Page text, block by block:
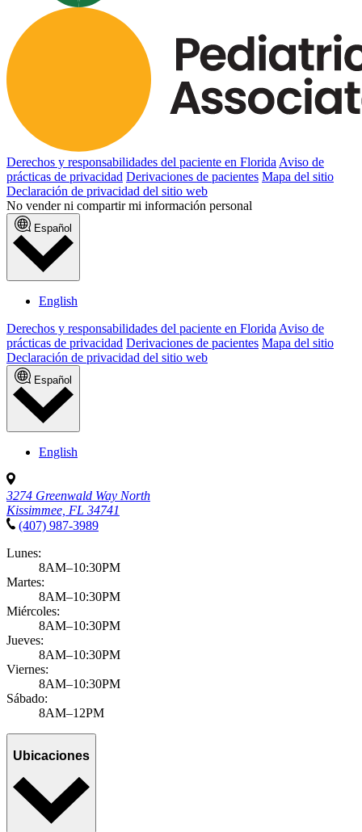
Derechos y responsabilidades del paciente en Florida Aviso de
prácticas de privacidad Derivaciones de pacientes Mapa del sitio
Declaración de privacidad del sitio web
No vender ni compartir mi información personal
Español
English
Derechos y responsabilidades del paciente en Florida Aviso de
prácticas de privacidad Derivaciones de pacientes Mapa del sitio
Declaración de privacidad del sitio web
Español
English
3274 Greenwald Way North
Kissimmee, FL 34741
(407) 987-3989
Lunes:
8AM–10:30PM
Martes:
8AM–10:30PM
Miércoles:
8AM–10:30PM
Jueves:
8AM–10:30PM
Viernes:
8AM–10:30PM
Sábado:
8AM–12PM
Ubicaciones